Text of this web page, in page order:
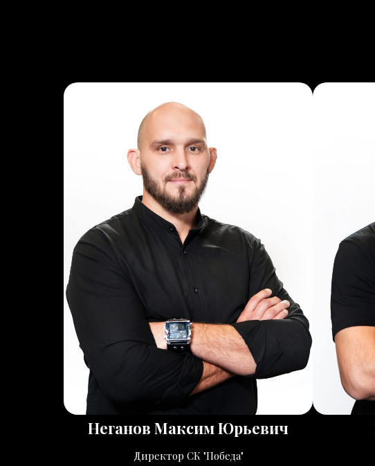
Неганов Максим Юрьевич
Директор СК "Победа"